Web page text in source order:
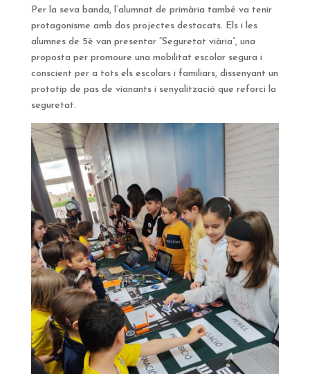
Per la seva banda, l’alumnat de primària també va tenir
protagonisme amb dos projectes destacats. Els i les
alumnes de 5è van presentar “Seguretat viària”, una
proposta per promoure una mobilitat escolar segura i
conscient per a tots els escolars i familiars, dissenyant un
prototip de pas de vianants i senyalització que reforci la
seguretat.